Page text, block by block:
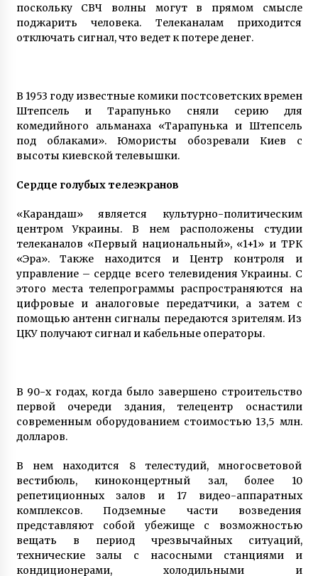
поскольку СВЧ волны могут в прямом смысле
поджарить человека. Телеканалам приходится
отключать сигнал, что ведет к потере денег.
В 1953 году известные комики постсоветских времен
Штепсель и Тарапунько сняли серию для
комедийного альманаха «Тарапунька и Штепсель
под облаками». Юмористы обозревали Киев с
высоты киевской телевышки.
Сердце голубых телеэкранов
«Карандаш» является культурно-политическим
центром Украины. В нем расположены студии
телеканалов «Первый национальный», «1+1» и ТРК
«Эра». Также находится и Центр контроля и
управление – сердце всего телевидения Украины. С
этого места телепрограммы распространяются на
цифровые и аналоговые передатчики, а затем с
помощью антенн сигналы передаются зрителям. Из
ЦКУ получают сигнал и кабельные операторы.
В 90-х годах, когда было завершено строительство
первой очереди здания, телецентр оснастили
современным оборудованием стоимостью 13,5 млн.
долларов.
В нем находится 8 телестудий, многосветовой
вестибюль, киноконцертный зал, более 10
репетиционных залов и 17 видео-аппаратных
комплексов. Подземные части возведения
представляют собой убежище с возможностью
вещать в период чрезвычайных ситуаций,
технические залы с насосными станциями и
кондиционерами, холодильными и